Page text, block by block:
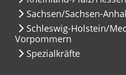
Sachsen/Sachsen-
Schleswig-Holstein/
Vorpommern
Spezialkräfte